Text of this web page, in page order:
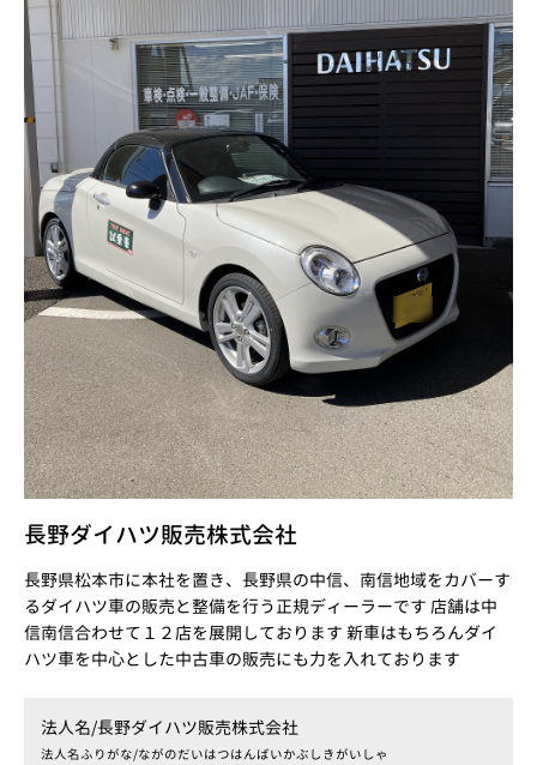
長野ダイハツ販売株式会社
長野県松本市に本社を置き、長野県の中信、南信地域をカバーす
るダイハツ車の販売と整備を行う正規ディーラーです 店舗は中
信南信合わせて１２店を展開しております 新車はもちろんダイ
ハツ車を中心とした中古車の販売にも力を入れております
法人名/長野ダイハツ販売株式会社
法人名ふりがな/ながのだいはつはんばいかぶしきがいしゃ